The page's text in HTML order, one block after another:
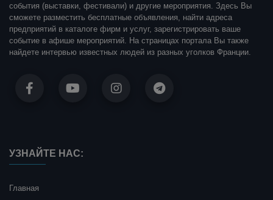
события (выставки, фестивали) и другие мероприятия. Здесь Вы
сможете разместить бесплатные объявления, найти адреса
предприятий в каталоге фирм и услуг, зарегистрировать ваше
событие в афише мероприятий. На страницах портала Вы также
найдете интервью известных людей из разных уголков Франции.
УЗНАЙТЕ НАС:
Главная